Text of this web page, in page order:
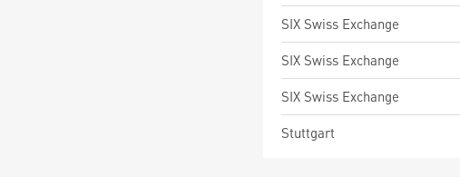
SIX Swiss Exchange
SIX Swiss Exchange
SIX Swiss Exchange
Stuttgart